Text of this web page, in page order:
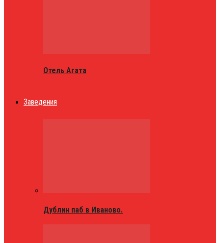
Отель Агата
Заведения
Дублин паб в Иваново.